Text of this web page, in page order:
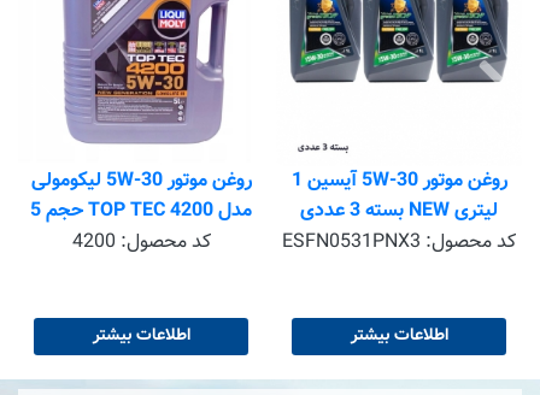
روغن موتور 5W-30 آیسین 1
لیتری NEW بسته 3 عددی
کد محصول: ESFN0531PNX3
اطلاعات بیشتر
روغن موتور 5W-30 لیکومولی
مدل TOP TEC 4200 حجم 5
لیتر API SP
کد محصول: 4200
اطلاعات بیشتر